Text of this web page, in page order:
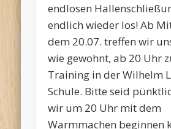
endlosen
endlich wieder los! Ab
dem 20.07. treffen wir
wie gewohnt, ab 20 Uhr
Training in der Wilhelm
Schule. Bitte seid
wir um 20 Uhr mit dem
Warmmachen beginnen